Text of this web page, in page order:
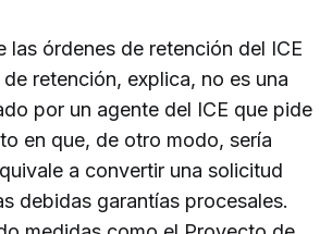
órdenes de retención del ICE
retención, explica, no es una
por un agente del ICE que pide
en que, de otro modo, sería
a convertir una solicitud
debidas garantías procesales.